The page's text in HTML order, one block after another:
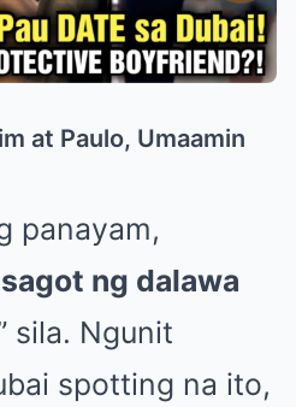
at Paulo, Umaamin
panayam,
ng dalawa
sila. Ngunit
spotting na ito,